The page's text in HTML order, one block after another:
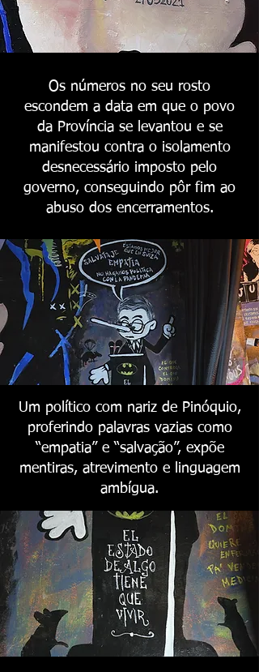
Os números no seu rosto
escondem a data em que o povo
da Província se levantou e se
manifestou contra o isolamento
desnecessário imposto pelo
governo, conseguindo pôr fim ao
abuso dos encerramentos.
Um político com nariz de Pinóquio,
proferindo palavras vazias como
“empatia” e “salvação”, expõe
mentiras, atrevimento e linguagem
ambígua.